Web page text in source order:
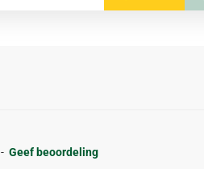
- Geef beoordeling